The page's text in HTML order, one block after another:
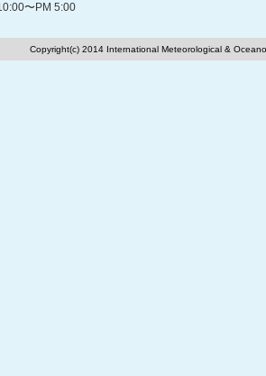
〜PM 5:00
Copyright(c) 2014 International Meteorological &